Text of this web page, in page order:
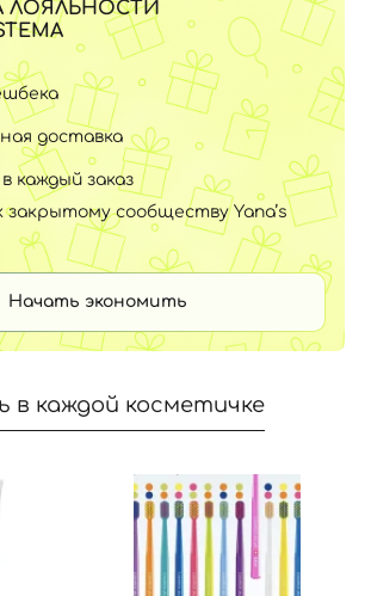
ЛОЯЛЬНОСТИ
доставка
каждый заказ
закрытому сообществу Yana’s
Начать экономить
каждой косметичке